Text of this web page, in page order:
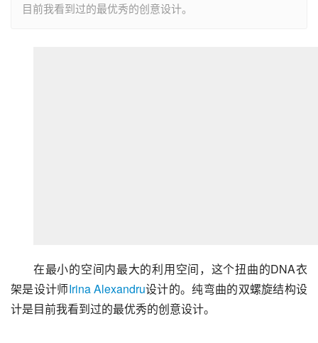
目前我看到过的最优秀的创意设计。
在最小的空间内最大的利用空间，这个扭曲的DNA衣
架是设计师Irina Alexandru设计的。纯弯曲的双螺旋结构设
计是目前我看到过的最优秀的创意设计。